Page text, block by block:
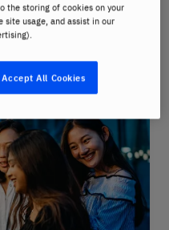
ツ・メソッド®︎で、
から話せるように
the storing of cookies on your
site usage, and assist in our
Accept All Cookies